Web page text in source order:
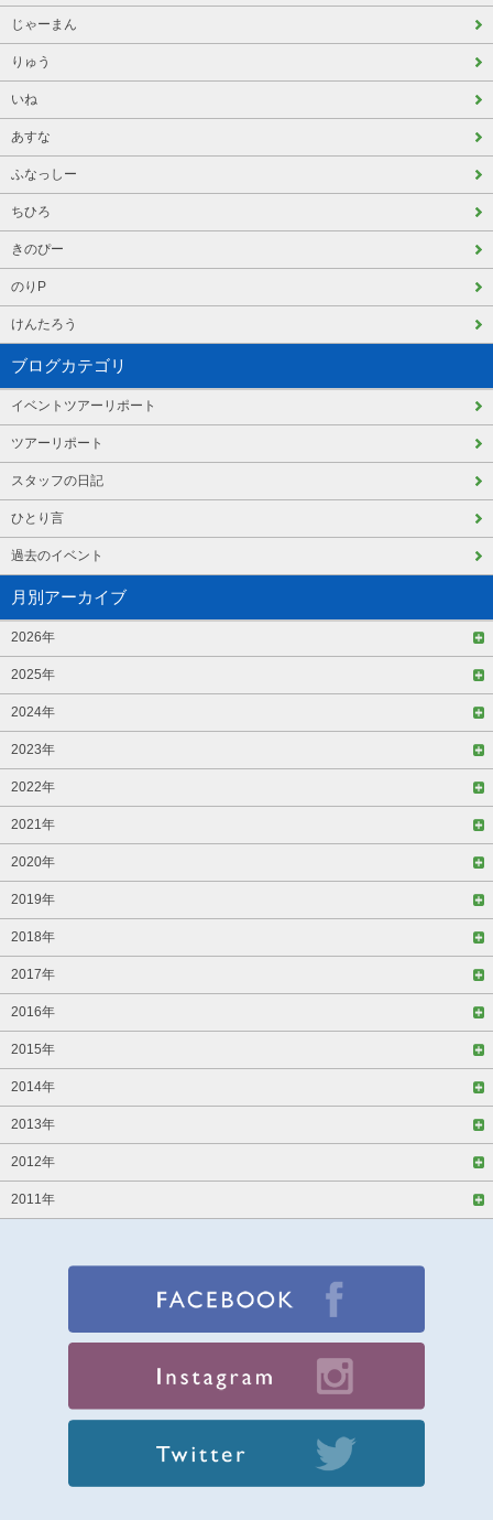
じゃーまん
りゅう
いね
あすな
ふなっしー
ちひろ
きのぴー
のりP
けんたろう
ブログカテゴリ
イベントツアーリポート
ツアーリポート
スタッフの日記
ひとり言
過去のイベント
月別アーカイブ
2026年
2025年
2024年
2023年
2022年
2021年
2020年
2019年
2018年
2017年
2016年
2015年
2014年
2013年
2012年
2011年